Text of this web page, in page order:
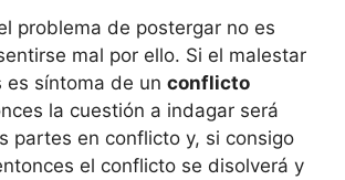
problema de postergar no es
mal por ello. Si el malestar
es síntoma de un conflicto
la cuestión a indagar será
partes en conflicto y, si consigo
el conflicto se disolverá y